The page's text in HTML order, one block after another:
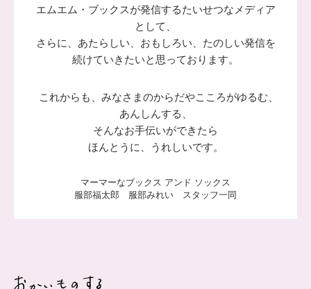
エムエム・ブックスが発信するたいせつなメディア
として、
さらに、あたらしい、おもしろい、たのしい発信を
続けていきたいと思っております。
これからも、みなさまのからだやこころがゆるむ、
あんしんする、
そんなお手伝いができたら
ほんとうに、うれしいです。
マーマーなブックス アンド ソックス
服部福太郎 服部みれい スタッフ一同